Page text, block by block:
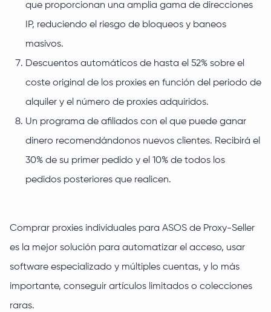
que proporcionan una amplia gama de direcciones
IP, reduciendo el riesgo de bloqueos y baneos
masivos.
Descuentos automáticos de hasta el 52% sobre el
coste original de los proxies en función del periodo de
alquiler y el número de proxies adquiridos.
Un programa de afiliados con el que puede ganar
dinero recomendándonos nuevos clientes. Recibirá el
30% de su primer pedido y el 10% de todos los
pedidos posteriores que realicen.
Comprar proxies individuales para ASOS de Proxy-Seller
es la mejor solución para automatizar el acceso, usar
software especializado y múltiples cuentas, y lo más
importante, conseguir artículos limitados o colecciones
raras.